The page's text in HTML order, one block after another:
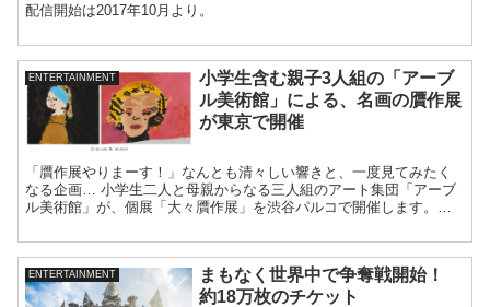
配信開始は2017年10月より。
ENTERTAINMENT
小学生含む親子3人組の「アーブ
ル美術館」による、名画の贋作展
が東京で開催
「贋作展やりまーす！」なんとも清々しい響きと、一度見てみたく
なる企画… 小学生二人と母親からなる三人組のアート集団「アーブ
ル美術館」が、個展「大々贋作展」を渋谷パルコで開催します。
ENTERTAINMENT
まもなく世界中で争奪戦開始！
約18万枚のチケット